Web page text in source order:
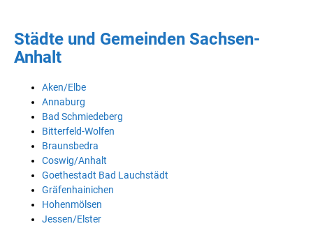
Städte und Gemeinden Sachsen-
Anhalt
Aken/Elbe
Annaburg
Bad Schmiedeberg
Bitterfeld-Wolfen
Braunsbedra
Coswig/Anhalt
Goethestadt Bad Lauchstädt
Gräfenhainichen
Hohenmölsen
Jessen/Elster